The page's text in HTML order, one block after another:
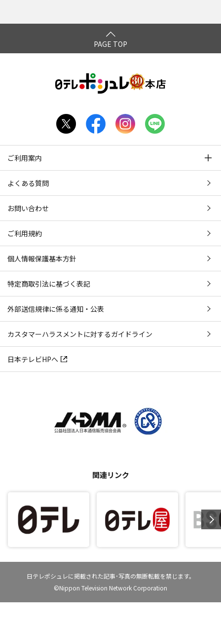
PAGE TOP
ご利用案内
よくある質問
お問い合わせ
ご利用規約
個人情報保護基本方針
特定商取引法に基づく表記
外部送信規律に係る通知・公表
カスタマーハラスメントに対するガイドライン
日本テレビHPへ
関連リンク
日テレポシュレに掲載された記事･写真の無断転載を禁じます。
©Nippon Television Network Corporation